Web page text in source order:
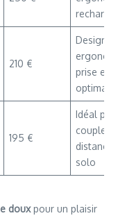
210 €
Design
prise en
optimale
195 €
Idéal
couples
distance
solo
douxpour un plaisir